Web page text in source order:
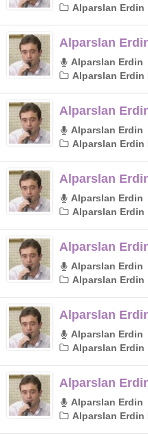
Alparslan Erdin
Alparslan
Alparslan Erdin
Alparslan Erdin
Alparslan
Alparslan Erdin
Alparslan Erdin
Alparslan
Alparslan Erdin
Alparslan Erdin
Alparslan
Alparslan Erdin
Alparslan Erdin
Alparslan
Alparslan Erdin
Alparslan Erdin
Alparslan
Alparslan Erdin
Alparslan Erdin